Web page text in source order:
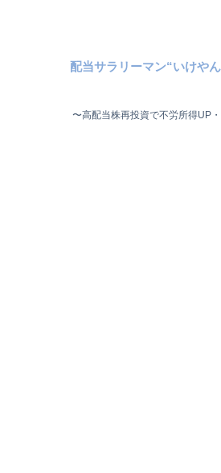
配当サラリーマン“いけや
〜高配当株再投資で不労所得UP